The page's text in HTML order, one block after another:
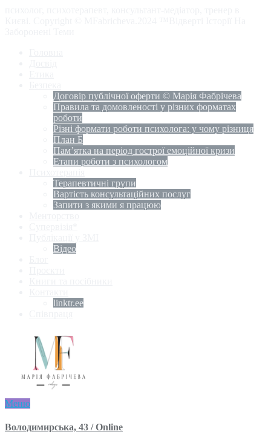
Договір публічної оферти © Марія Фабрічева
Правила та домовленості у різних форматах
роботи
Різні формати роботи психолога: у чому різниця
План Б
Пам’ятка на період гострої емоційної кризи
Етапи роботи з психологом
Терапевтичні групи
Вартість консультаційних послуг
Запити з якими я працюю
Відео
linktr.ee
Меню
Володимирська, 43 / Online